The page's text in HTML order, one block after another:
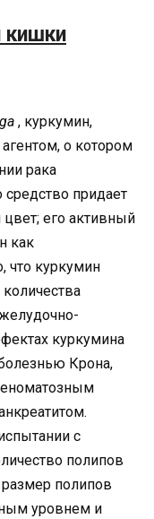
кишки
, куркумин,
о котором
рака
придает
его активный
как
что куркумин
куркумина
Крона,
с
полипов
полипов
уровнем и